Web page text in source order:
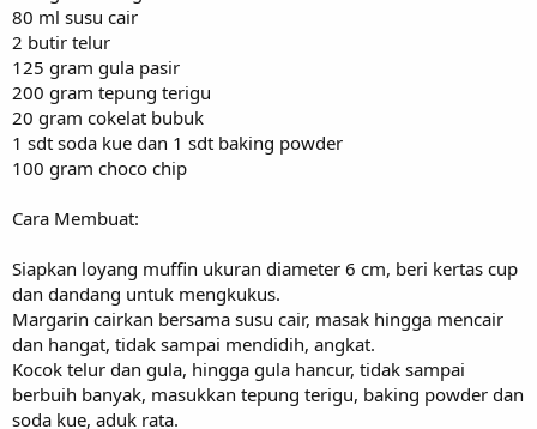
t
e
r
80 ml susu cair
2 butir telur
125 gram gula pasir
200 gram tepung terigu
20 gram cokelat bubuk
1 sdt soda kue dan 1 sdt baking powder
100 gram choco chip
Cara Membuat:
Siapkan loyang muffin ukuran diameter 6 cm, beri kertas cup
dan dandang untuk mengkukus.
Margarin cairkan bersama susu cair, masak hingga mencair
dan hangat, tidak sampai mendidih, angkat.
Kocok telur dan gula, hingga gula hancur, tidak sampai
berbuih banyak, masukkan tepung terigu, baking powder dan
soda kue, aduk rata.